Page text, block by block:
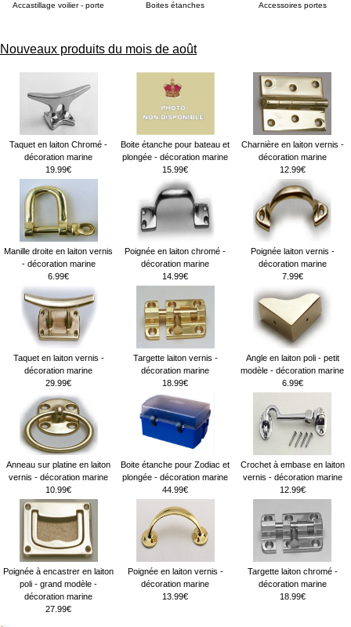
Accastillage voilier - porte Boites étanches Accessoires portes
Nouveaux produits du mois de août
Taquet en laiton Chromé -
décoration marine
19.99€
Boite étanche pour bateau et
plongée - décoration marine
15.99€
Charnière en laiton vernis -
décoration marine
12.99€
Manille droite en laiton vernis
- décoration marine
6.99€
Poignée en laiton chromé -
décoration marine
14.99€
Poignée laiton vernis -
décoration marine
7.99€
Taquet en laiton vernis -
décoration marine
29.99€
Targette laiton vernis -
décoration marine
18.99€
Angle en laiton poli - petit
modèle - décoration marine
6.99€
Anneau sur platine en laiton
vernis - décoration marine
10.99€
Boite étanche pour Zodiac et
plongée - décoration marine
44.99€
Crochet à embase en laiton
vernis - décoration marine
12.99€
Poignée à encastrer en laiton
poli - grand modèle -
décoration marine
27.99€
Poignée en laiton vernis -
décoration marine
13.99€
Targette laiton chromé -
décoration marine
18.99€